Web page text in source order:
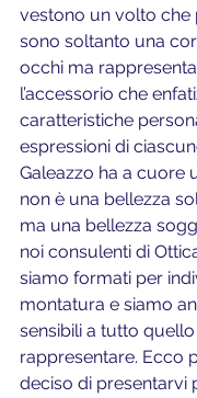
vestono un volto che
sono soltanto una
occhi ma
l’accessorio che
caratteristiche
espressioni di
Galeazzo ha a cuore
non è una bellezza
ma una bellezza
noi consulenti di
siamo formati per
montatura e siamo
sensibili a tutto
rappresentare. Ecco
deciso di presentarvi